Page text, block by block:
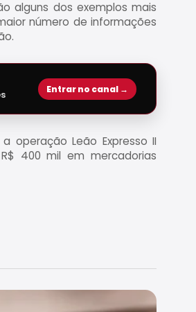
alguns dos exemplos mais
número de informações
Entrar no canal →
operação Leão Expresso II
400 mil em mercadorias